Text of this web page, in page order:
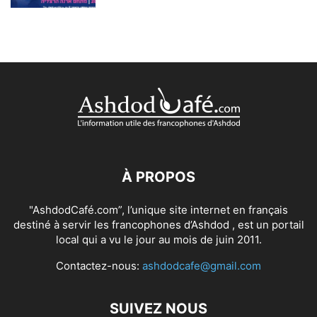
À PROPOS
"AshdodCafé.com”, l’unique site internet en français
destiné à servir les francophones d’Ashdod , est un portail
local qui a vu le jour au mois de juin 2011.
Contactez-nous: ashdodcafe@gmail.com
SUIVEZ NOUS